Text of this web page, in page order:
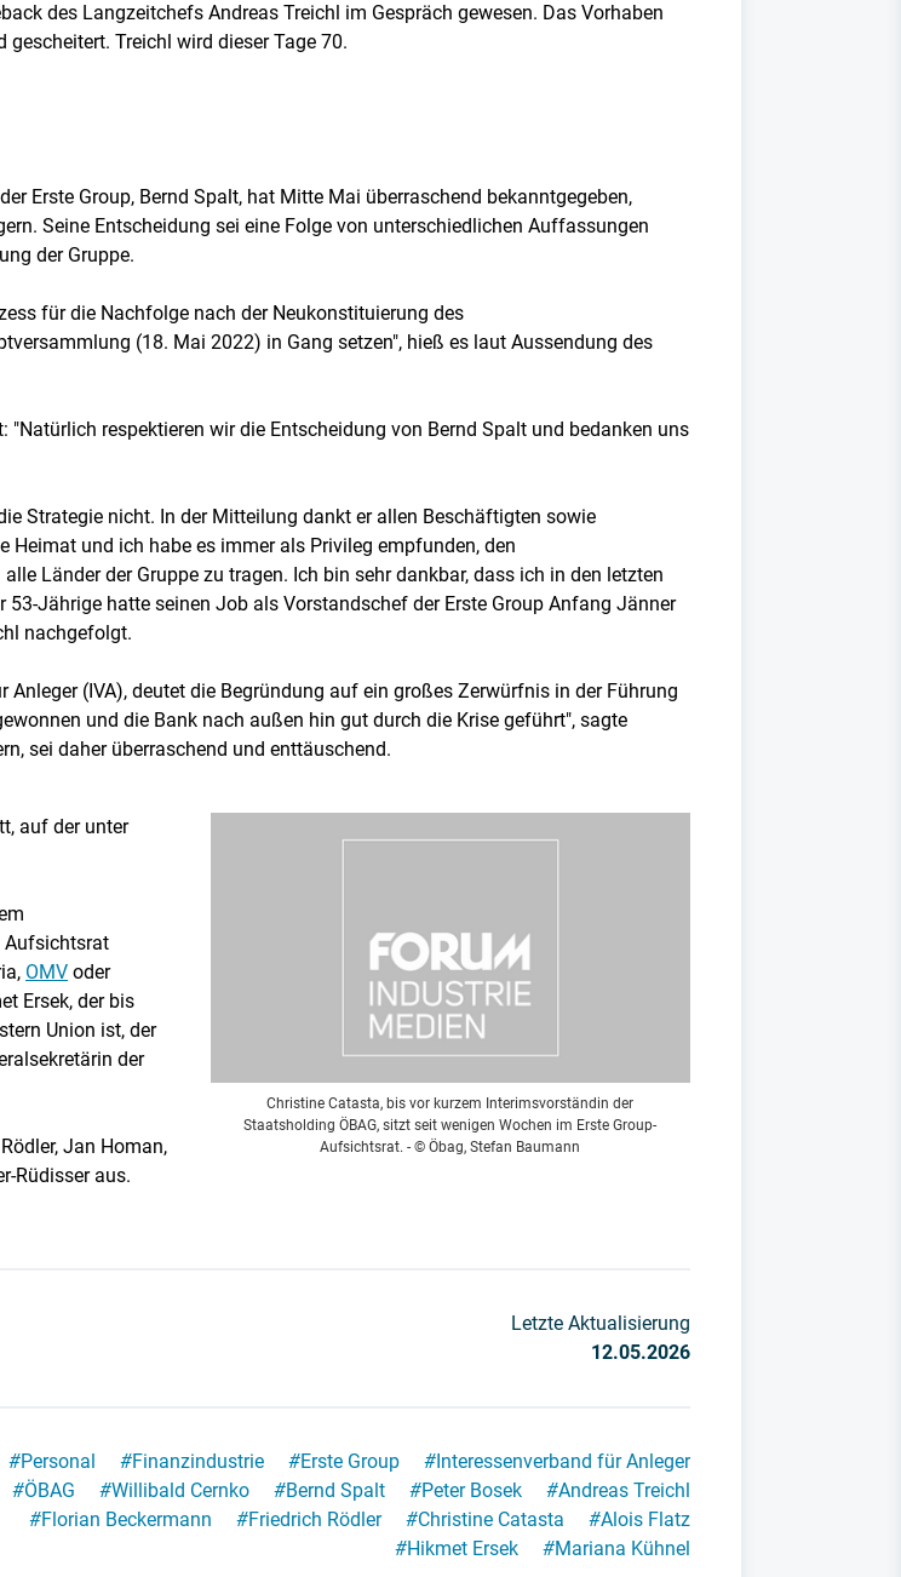
des Langzeitchefs Andreas Treichl im Gespräch gewesen. Das Vorhaben
Treichl wird dieser Tage 70.
Erste Group, Bernd Spalt, hat Mitte Mai überraschend bekanntgegeben,
Seine Entscheidung sei eine Folge von unterschiedlichen Auffassungen
der Gruppe.
für die Nachfolge nach der Neukonstituierung des
(18. Mai 2022) in Gang setzen", hieß es laut Aussendung des
respektieren wir die Entscheidung von Bernd Spalt und bedanken uns
Strategie nicht. In der Mitteilung dankt er allen Beschäftigten sowie
Heimat und ich habe es immer als Privileg empfunden, den
Länder der Gruppe zu tragen. Ich bin sehr dankbar, dass ich in den letzten
Jährige hatte seinen Job als Vorstandschef der Erste Group Anfang Jänner
nachgefolgt.
(IVA), deutet die Begründung auf ein großes Zerwürfnis in der Führung
und die Bank nach außen hin gut durch die Krise geführt", sagte
sei daher überraschend und enttäuschend.
auf der unter
Aufsichtsrat
OMV oder
Ersek, der bis
Union ist, der
der
Jan Homan,
Rüdisser aus.
Christine Catasta, bis vor kurzem Interimsvorständin der
Staatsholding ÖBAG, sitzt seit wenigen Wochen im Erste Group-
Aufsichtsrat. - © Öbag, Stefan Baumann
Letzte Aktualisierung
12.05.2026
#Personal #Finanzindustrie #Erste Group #Interessenverband für Anleger
#ÖBAG #Willibald Cernko #Bernd Spalt #Peter Bosek #Andreas Treichl
#Florian Beckermann #Friedrich Rödler #Christine Catasta #Alois Flatz
#Hikmet Ersek #Mariana Kühnel